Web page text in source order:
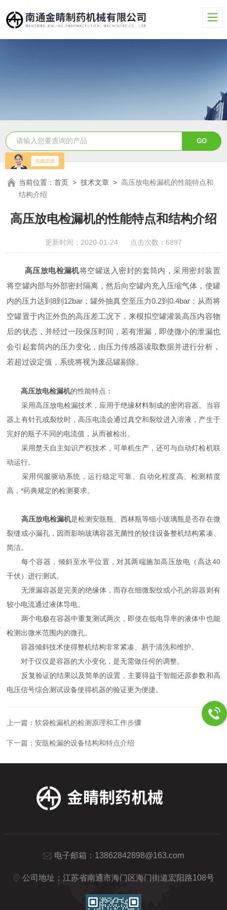
当前位置：首页 >技术文章 > 高压放电检漏机的性能特点和
结构介绍
高压放电检漏机的性能特点和结构介绍
更新时间：2020-01-24 点击次数：6897
高压放电检漏机将空罐送入密封的套筒内，采用密封装置
将空罐内部与外部密封隔离，然后向空罐内充入压缩气体，使罐
内的压力达到8到12bar；罐外抽真空至压力0.2到0.4bar；从而将
空罐置于内正外负的高压差工况下，来模拟空罐灌装高压内容物
后的状态，并经过一段保压时间，若有泄漏，即使微小的泄漏也
会引起套筒内的压力变化，由压力传感器读取数据并进行分析，
若超过设定值，系统将视为废品罐剔除。
高压放电检漏机的性能特点：
采用高压放电检漏技术，应用于绝缘材料制成的密闭容器。当容
器上有针孔或裂纹时，高压电流会通过真空和裂纹进入溶液，产生于
完好的瓶子不同的电流值，从而被检出。
采用楚天自主知识产权技术，可单机生产，还可与自动灯检机联
动运行。
采用伺服驱动系统，运行稳定可靠、自动化程度高、检测精度
高，*药典规定的检测要求。
高压放电检漏机是检测安瓿瓶、西林瓶等细小玻璃瓶是否存在微
裂缝或小漏孔，因而影响玻璃容器无菌性的较佳设备整机结构紧凑、
简洁。
每个容器，倾斜至水平位置，对其两端施加高压放电（高达40
千伏）进行测试。
无泄漏容器是完美的绝缘体，而存在细微裂纹或小孔的容器则有
较小电流通过液体导电。
两个电极在容器中重复测试两次，即使在低电导率的液体中也能
检测出微米范围内的微孔。
容器倾斜技术使得整机结构非常紧凑、易于清洗和维护。
对于仅仅是容器的大小变化，是无需做任何的调整。
反复验证的结果以及简单的设置，主要得益于智能还原参数和高
电压信号综合测试设备使得机器的验证更为便捷。
上一篇：软袋检漏机的检测原理和工作步骤
下一篇：安瓿检漏的设备结构和特点介绍
电子邮箱： 13862842898@163.com
公司地址：江苏省南通市海门区海门街道宏阳路108号